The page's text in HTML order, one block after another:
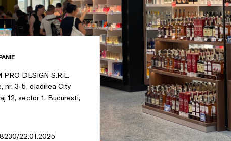
DESIGN S.R.L.
nr. 3-5, cladirea City
12, sector 1, Bucuresti,
22.01.2025